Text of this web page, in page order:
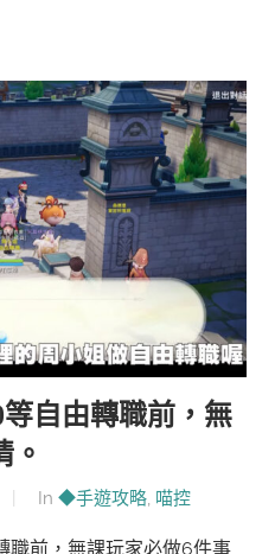
等自由轉職前，無
。
In ◆手遊攻略, 喵控
職前，無課玩家必做6件事